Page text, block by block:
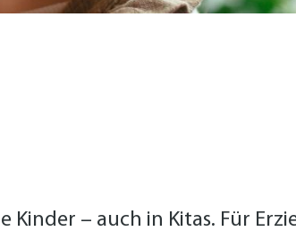
– auch in Kitas. Für